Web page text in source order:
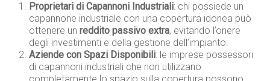
Proprietari di Capannoni Industriali: chi possiede un
capannone industriale con una copertura idonea può
ottenere unreddito passivo extra, evitando l’onere
degli investimenti e della gestione dell’impianto.
Aziende con Spazi Disponibili: le imprese possessori
di capannoni industriali che non utilizzano